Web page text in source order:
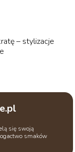
– stylizacje
się swoją
smaków